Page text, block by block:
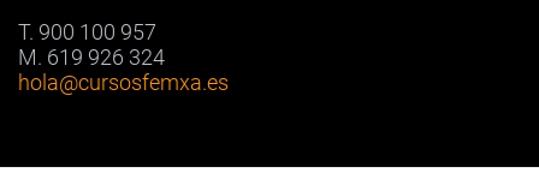
T. 900 100 957
M. 619 926 324
hola@cursosfemxa.es